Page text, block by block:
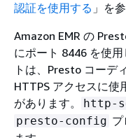
認証を使用する 」を
Amazon EMR の
にポート 8446 を使
トは、Presto コーデ
HTTPS アクセスに使
があります。
http-
presto-config